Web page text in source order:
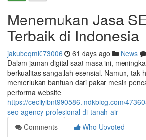
Menemukan Jasa
Terbaik di Indonesia
jakubeqml073006 61 days ago News
Dalam jaman digital saat masa ini,
berkualitas sangatlah esensial. Namun, tak
memerlukan bantuan dari pakar mesin
performa website
https://cecilylbnt990586.mdkblog.com/
seo-agency-profesional-di-tanah-air
Comments
Who Upvoted